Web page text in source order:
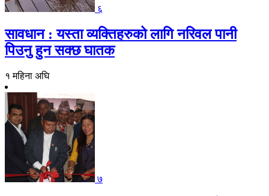
६
सावधान : यस्ता व्यक्तिहरुको लागि नरिवल पानी
पिउनु हुन सक्छ घातक
१ महिना अघि
७